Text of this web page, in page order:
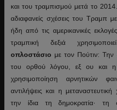
και του τραμπισμού μετά το
αδιαφανείς σχέσεις του Τραμπ
ήδη από τις αμερικανικές
τραμπική δεξιά
οπλοστάσιο με τον Πούτιν: Την
του ορθού λόγου, εξ ου και η
χρησιμοποίηση αρνητικών
αντιλήψεις και η
την ίδια τη δημοκρατία· τη